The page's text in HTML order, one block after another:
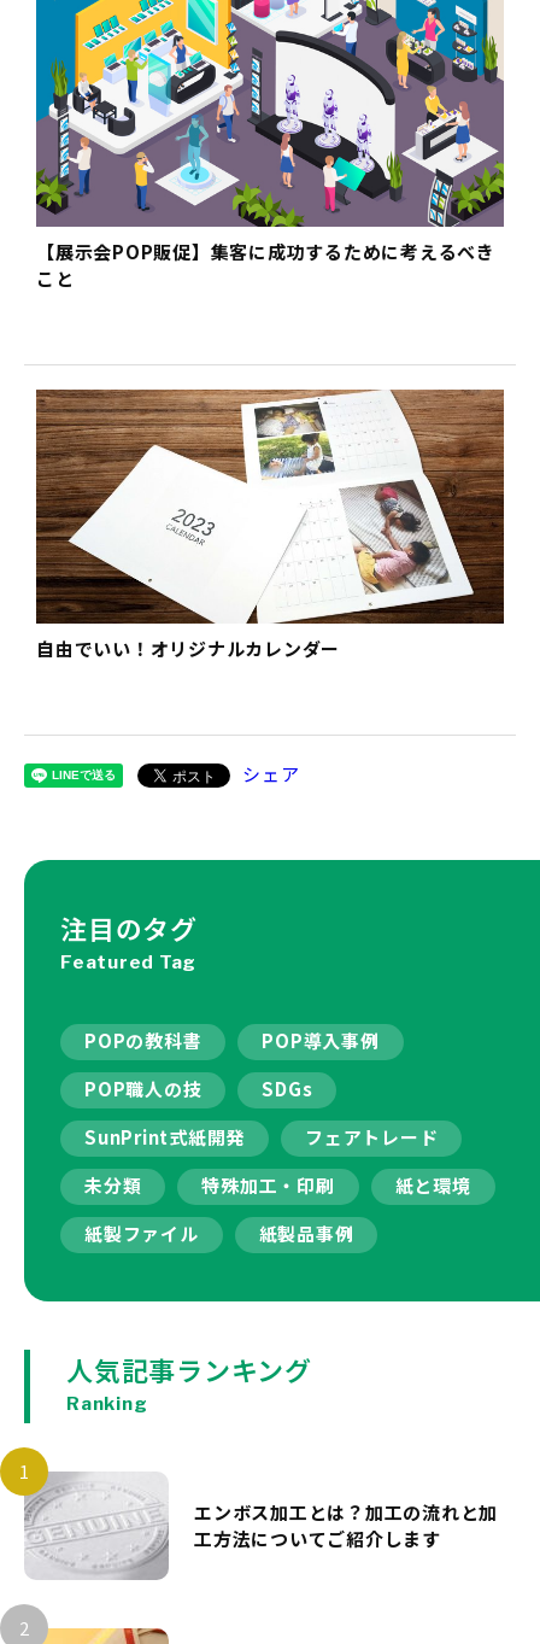
【展示会POP販促】集客に成功するために考えるべき
こと
自由でいい！オリジナルカレンダー
シェア
注目のタグ
Featured Tag
POPの教科書
POP導入事例
POP職人の技
SDGs
SunPrint式紙開発
フェアトレード
未分類
特殊加工・印刷
紙と環境
紙製ファイル
紙製品事例
人気記事ランキング
Ranking
エンボス加工とは？加工の流れと加
工方法についてご紹介します